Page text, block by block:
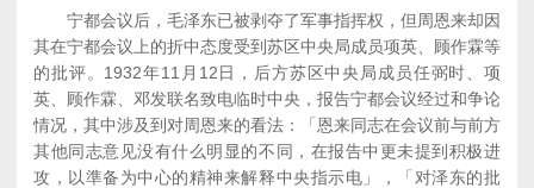
宁都会议后，毛泽东已被剥夺了军事指挥权，但周恩来却因
其在宁都会议上的折中态度受到苏区中央局成员项英、顾作霖等
的批评。1932年11月12日，后方苏区中央局成员任弼时、项
英、顾作霖、邓发联名致电临时中央，报告宁都会议经过和争论
情况，其中涉及到对周恩来的看法：「恩来同志在会议前与前方
其他同志意见没有什么明显的不同，在报告中更未提到积极进
攻，以準备为中心的精神来解释中央指示电」，「对泽东的批